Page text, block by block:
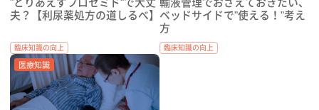
"とりあえずフロセミド"で大丈
夫？【利尿薬処方の道しるべ】
臨床知識の向上
輸液管理でおさえておきたい、
ベッドサイドで"使える！"考え
方
臨床知識の向上
医療知識